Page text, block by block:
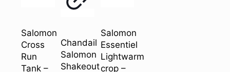
Salomon
Cross
Run
Tank –
Chandail
Salomon
Shakeout
Salomon
Essentiel
Lightwarm
crop –